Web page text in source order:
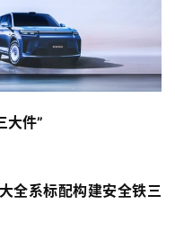
大件”
全系标配构建安全铁三